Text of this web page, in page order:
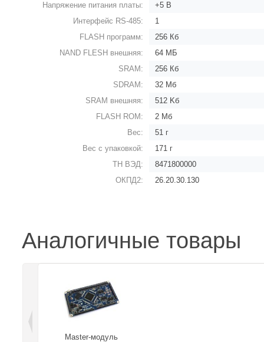
Напряжение питания платы:
+5 В
Интерфейс RS-485:
1
FLASH программ:
256 Кб
NAND FLESH внешняя:
64 МБ
SRAM:
256 Кб
SDRAM:
32 Мб
SRAM внешняя:
512 Kб
FLASH ROM:
2 Мб
Вес:
51 г
Вес с упаковкой:
171 г
ТН ВЭД:
8471800000
ОКПД2:
26.20.30.130
Аналогичные товары
Master-модуль